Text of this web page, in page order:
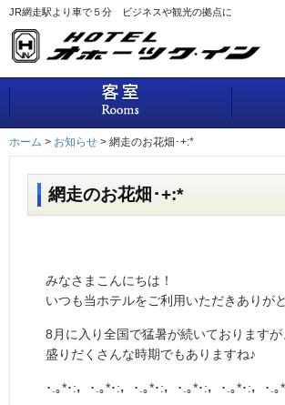
JR網走駅より車で５分 ビジネスや観光の拠点に
客室
ホーム > お知らせ > 網走のお花畑･+:*
網走のお花畑･+:*
みなさまこんにちは！
いつも当ホテルをご利用いただきありが
8月に入り全国で猛暑が続いております
盛りだくさんな時期でもありますね♪
･.｡*･:，･.｡*･:，･.｡*･:，･.｡*･:，･.｡*･:，･.